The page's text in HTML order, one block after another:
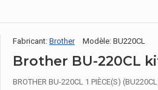
Fabricant: Brother Modèle: BU220CL
Brother BU-220CL
BROTHER BU-220CL 1 PIÈCE(S)